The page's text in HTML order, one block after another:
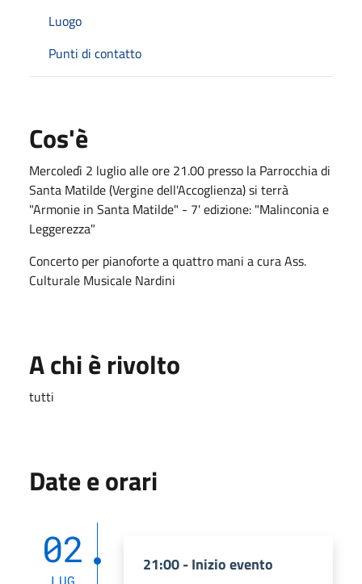
Luogo
Punti di contatto
Cos'è
Mercoledì 2 luglio alle ore 21.00 presso la Parrocchia di
Santa Matilde (Vergine dell'Accoglienza) si terrà
"Armonie in Santa Matilde" - 7' edizione: "Malinconia e
Leggerezza"
Concerto per pianoforte a quattro mani a cura Ass.
Culturale Musicale Nardini
A chi è rivolto
tutti
Date e orari
02
LUG
21:00 - Inizio evento